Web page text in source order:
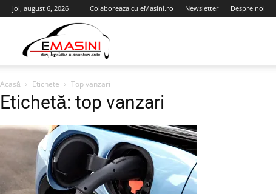
joi, august 6, 2026 Colaboreaza cu eMasini.ro Newsletter Despre noi
Acasă Etichete Top vanzari
Etichetă: top vanzari